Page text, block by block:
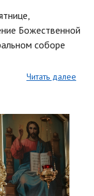
Божественной
соборе
Читать далее